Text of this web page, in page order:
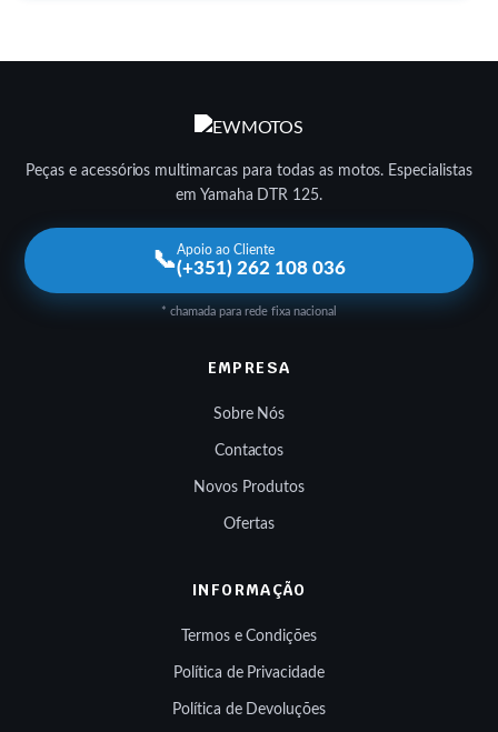
Peças e acessórios multimarcas para todas as motos. Especialistas
em Yamaha DTR 125.
📞Apoio ao Cliente
(+351) 262 108 036
* chamada para rede fixa nacional
EMPRESA
Sobre Nós
Contactos
Novos Produtos
Ofertas
INFORMAÇÃO
Termos e Condições
Política de Privacidade
Política de Devoluções